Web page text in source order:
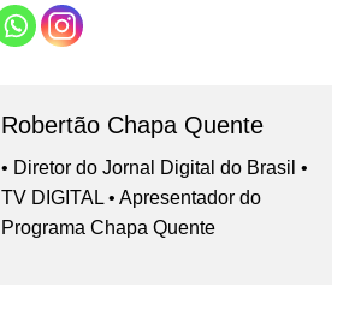
Robertão Chapa Quente
• Diretor do Jornal Digital do Brasil •
TV DIGITAL • Apresentador do
Programa Chapa Quente